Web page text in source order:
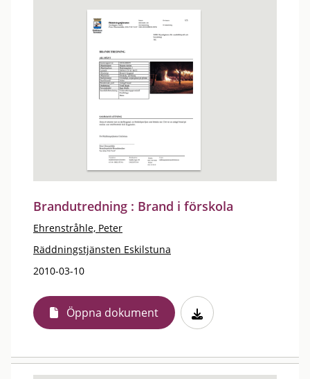
Brandutredning : Brand i förskola
Ehrenstråhle, Peter
Räddningstjänsten Eskilstuna
2010-03-10
Öppna dokument